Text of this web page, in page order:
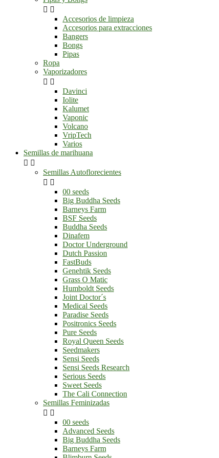
 
Accesorios de limpieza
Accesorios para extracciones
Bangers
Bongs
Pipas
Ropa
Vaporizadores
 
Davinci
Iolite
Kalumet
Vaponic
Volcano
VripTech
Varios
Semillas de marihuana
 
Semillas Autoflorecientes
 
00 seeds
Big Buddha Seeds
Barneys Farm
BSF Seeds
Buddha Seeds
Dinafem
Doctor Underground
Dutch Passion
FastBuds
Genehtik Seeds
Grass O Matic
Humboldt Seeds
Joint Doctor´s
Medical Seeds
Paradise Seeds
Positronics Seeds
Pure Seeds
Royal Queen Seeds
Seedmakers
Sensi Seeds
Sensi Seeds Research
Serious Seeds
Sweet Seeds
The Cali Connection
Semillas Feminizadas
 
00 seeds
Advanced Seeds
Big Buddha Seeds
Barneys Farm